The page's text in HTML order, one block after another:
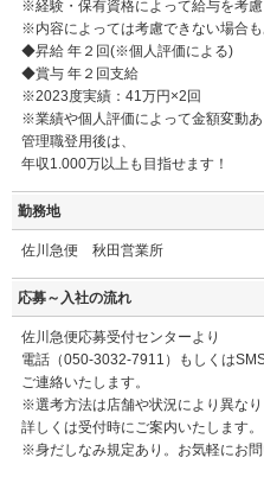
※経験・保有資格によって給与を考慮
※内容によっては考慮できない場合も
◆昇給 年２回(※個人評価による)
◆賞与 年２回支給
※2023度実績：41万円×2回
※業績や個人評価によって金額変動あ
管理職登用後は、
年収1.000万以上も目指せます！
勤務地
佐川急便 秋田営業所
応募～入社の流れ
佐川急便応募受付センターより
電話（050-3032-7911）もしくは
ご連絡いたします。
※選考方法は店舗や状況により異なり
詳しくは受付時にご案内いたします。
※身だしなみ規定あり。お気軽にお問